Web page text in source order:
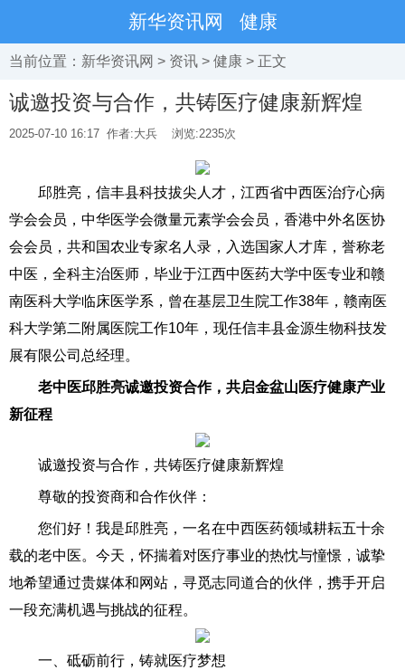
新华资讯网 健康
当前位置： 新华资讯网 > 资讯 > 健康 > 正文
诚邀投资与合作，共铸医疗健康新辉煌
2025-07-10 16:17 作者:大兵 浏览:2235次
邱胜亮，信丰县科技拔尖人才，江西省中西医治疗心病
学会会员，中华医学会微量元素学会会员，香港中外名医协
会会员，共和国农业专家名人录，入选国家人才库，誉称老
中医，全科主治医师，毕业于江西中医药大学中医专业和赣
南医科大学临床医学系，曾在基层卫生院工作38年，赣南医
科大学第二附属医院工作10年，现任信丰县金源生物科技发
展有限公司总经理。
老中医邱胜亮诚邀投资合作，共启金盆山医疗健康产业
新征程
诚邀投资与合作，共铸医疗健康新辉煌
尊敬的投资商和合作伙伴：
您们好！我是邱胜亮，一名在中西医药领域耕耘五十余
载的老中医。今天，怀揣着对医疗事业的热忱与憧憬，诚挚
地希望通过贵媒体和网站，寻觅志同道合的伙伴，携手开启
一段充满机遇与挑战的征程。
一、砥砺前行，铸就医疗梦想